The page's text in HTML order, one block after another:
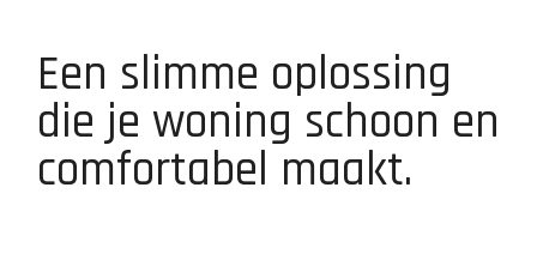
Een slimme oplossing
die je woning schoon en
comfortabel maakt.